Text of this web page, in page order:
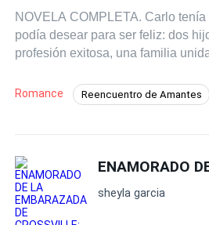
NOVELA COMPLETA. Carlo
podía desear para ser feliz: dos
profesión exitosa, una familia
sido feliz de no ser porque la
convertido la vida en un infierno.
amenazaba con quitarle a sus
odiaba... hasta que por un impulso
dio cuenta: ¡aquella no era la boca
de una mujer que visita Italia
Romance Reencuentro de Amantes
Poder Femenino Doctor
sheyla garcia